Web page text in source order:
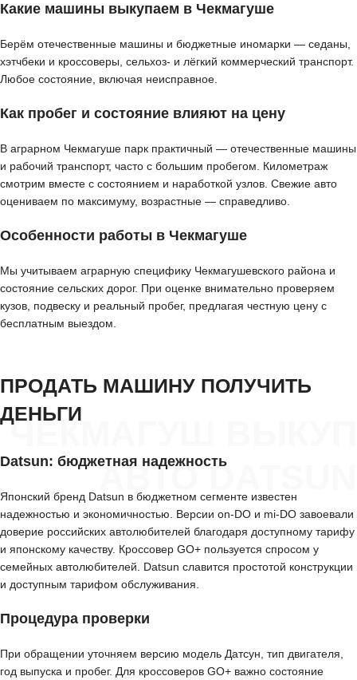
Какие машины выкупаем в Чекмагуше
Берём отечественные машины и бюджетные иномарки — седаны,
хэтчбеки и кроссоверы, сельхоз- и лёгкий коммерческий транспорт.
Любое состояние, включая неисправное.
Как пробег и состояние влияют на цену
В аграрном Чекмагуше парк практичный — отечественные машины
и рабочий транспорт, часто с большим пробегом. Километраж
смотрим вместе с состоянием и наработкой узлов. Свежие авто
оцениваем по максимуму, возрастные — справедливо.
Особенности работы в Чекмагуше
Мы учитываем аграрную специфику Чекмагушевского района и
состояние сельских дорог. При оценке внимательно проверяем
кузов, подвеску и реальный пробег, предлагая честную цену с
бесплатным выездом.
ЧЕКМАГУШ ВЫКУП
АВТО DATSUN
ПРОДАТЬ МАШИНУ ПОЛУЧИТЬ
ДЕНЬГИ
Datsun: бюджетная надежность
Японский бренд Datsun в бюджетном сегменте известен
надежностью и экономичностью. Версии on-DO и mi-DO завоевали
доверие российских автолюбителей благодаря доступному тарифу
и японскому качеству. Кроссовер GO+ пользуется спросом у
семейных автолюбителей. Datsun славится простотой конструкции
и доступным тарифом обслуживания.
Процедура проверки
При обращении уточняем версию модель Датсун, тип двигателя,
год выпуска и пробег. Для кроссоверов GO+ важно состояние